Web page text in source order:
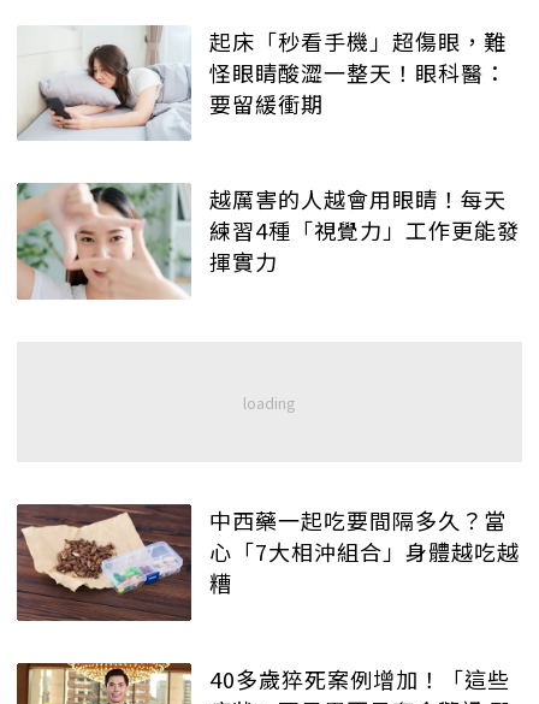
起床「秒看手機」超傷眼，難
怪眼睛酸澀一整天！眼科醫：
要留緩衝期
越厲害的人越會用眼睛！每天
練習4種「視覺力」工作更能發
揮實力
中西藥一起吃要間隔多久？當
心「7大相沖組合」身體越吃越
糟
40多歲猝死案例增加！「這些